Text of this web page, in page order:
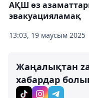
13:03, 19 маусым 2025
АҚШ өз
эвакуацияламақ
Жаңалықтан
хабардар